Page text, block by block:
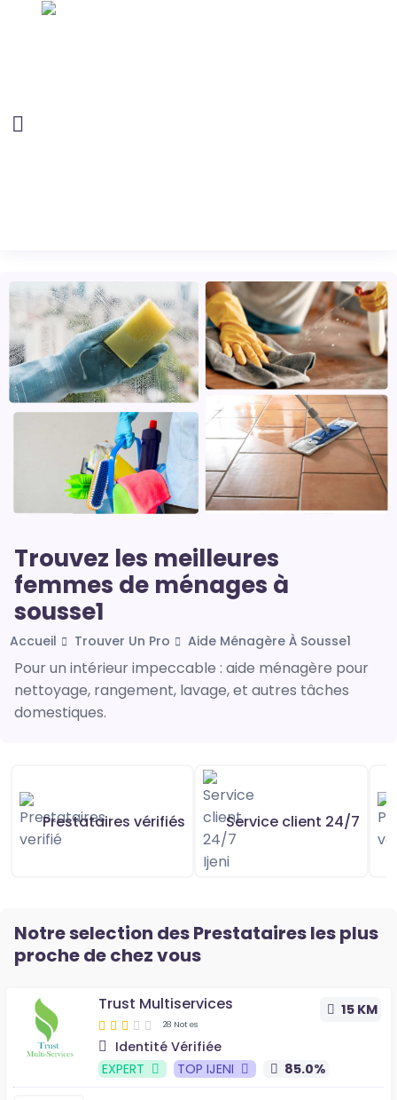
Trouvez les meilleures
femmes de ménages à
sousse1
Accueil Trouver Un Pro Aide Ménagère À Sousse1
Pour un intérieur impeccable : aide ménagère pour
nettoyage, rangement, lavage, et autres tâches
domestiques.
Prestataires vérifiés Service client 24/7
Notre selection des Prestataires les plus
proche de chez vous
15 KM
Trust Multiservices
28 Notes
Identité Vérifiée
EXPERT
TOP IJENI 85.0%